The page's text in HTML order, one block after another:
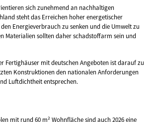
sich zunehmend an nachhaltigen
steht das Erreichen hoher energetischer
Energieverbrauch zu senken und die Umwelt zu
Materialien sollten daher schadstoffarm sein und
Fertighäuser mit deutschen Angeboten ist darauf zu
Konstruktionen den nationalen Anforderungen
Luftdichtheit entsprechen.
mit rund 60 m² Wohnfläche sind auch 2026 eine